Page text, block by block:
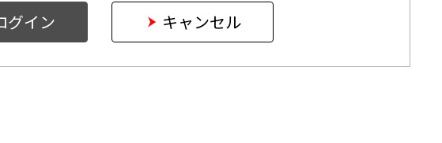
グイン キャンセル